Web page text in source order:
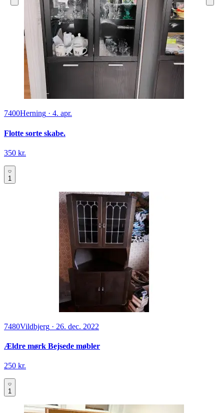
7400Herning · 4. apr.
Flotte sorte skabe.
350 kr.
1
7480Vildbjerg · 26. dec. 2022
Ældre mørk Bejsede møbler
250 kr.
1